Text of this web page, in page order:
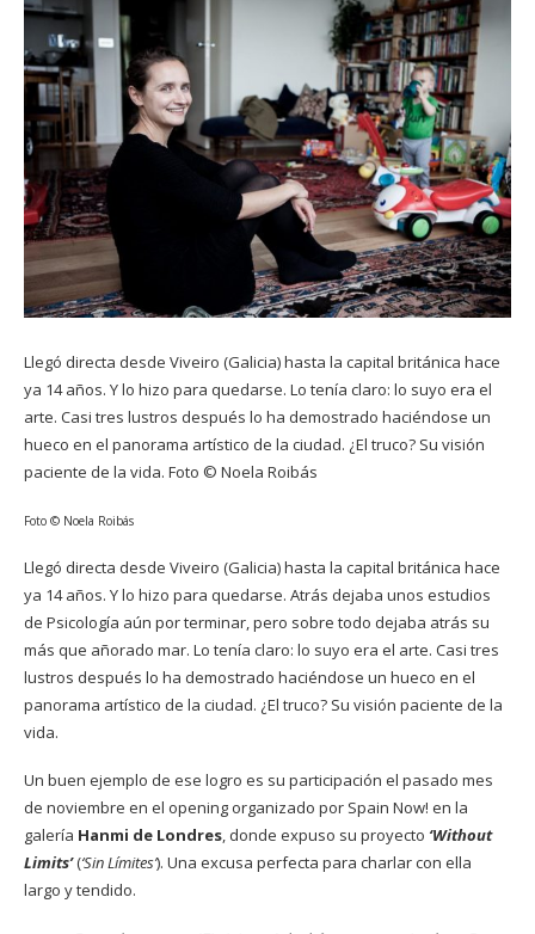
Llegó directa desde Viveiro (Galicia) hasta la capital británica hace
ya 14 años. Y lo hizo para quedarse. Lo tenía claro: lo suyo era el
arte. Casi tres lustros después lo ha demostrado haciéndose un
hueco en el panorama artístico de la ciudad. ¿El truco? Su visión
paciente de la vida. Foto © Noela Roibás
Foto © Noela Roibás
Llegó directa desde Viveiro (Galicia) hasta la capital británica hace
ya 14 años. Y lo hizo para quedarse. Atrás dejaba unos estudios
de Psicología aún por terminar, pero sobre todo dejaba atrás su
más que añorado mar. Lo tenía claro: lo suyo era el arte. Casi tres
lustros después lo ha demostrado haciéndose un hueco en el
panorama artístico de la ciudad. ¿El truco? Su visión paciente de la
vida.
Un buen ejemplo de ese logro es su participación el pasado mes
de noviembre en el opening organizado por Spain Now! en la
galería Hanmi de Londres, donde expuso su proyecto ‘Without
Limits’(‘Sin Límites’). Una excusa perfecta para charlar con ella
largo y tendido.